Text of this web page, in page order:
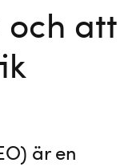
och att
är en